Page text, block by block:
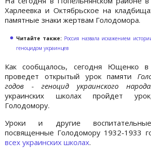
Харлеевка и Октябрьское на
памятные знаки жертвам Голодомора.
Читайте также: Россия назвала искажением
геноцидом украинцев
Как сообщалось, сегодня Ющенко
проведет открытый урок памяти
годов - геноцид украинского народа
украинских школах пройдет
Голодомору.
Уроки и другие
посвященные Голодомору 1932-1933
всех украинских школах.